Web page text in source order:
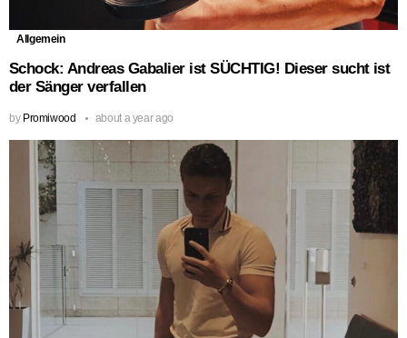
Allgemein
Schock: Andreas Gabalier ist SÜCHTIG! Dieser sucht ist
der Sänger verfallen
by Promiwood about a year ago